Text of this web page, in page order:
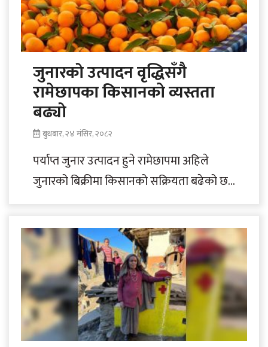
जुनारकाे उत्पादन वृद्धिसँगै
रामेछापका किसानको व्यस्तता
बढ्याे
बुधबार, २४ मंसिर, २०८२
पर्याप्त जुनार उत्पादन हुने रामेछापमा अहिले
जुनारको बिक्रीमा किसानको सक्रियता बढेको छ।